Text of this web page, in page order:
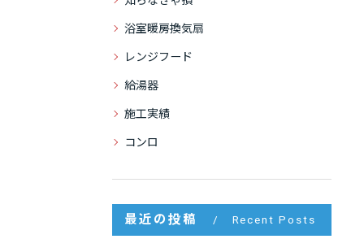
浴室暖房換気扇
レンジフード
給湯器
施工実績
コンロ
最近の投稿 Recent Posts